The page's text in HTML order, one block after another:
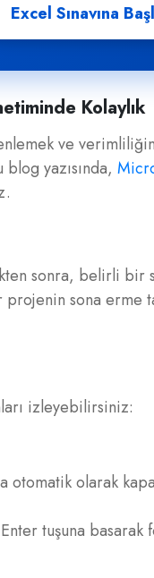
Excel Sınavına
Kolaylık
ve
yazısında,
sonra, belirli bir
sona erme
izleyebilirsiniz:
olarak
tuşuna